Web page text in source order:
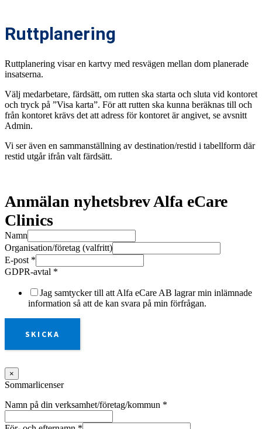
Ruttplanering
Ruttplanering visar en kartvy med resvägen mellan dom planerade
insatserna.
Välj medarbetare, färdsätt, om rutten ska starta och sluta vid kontoret
och tryck på ”Visa karta”. För att rutten ska kunna beräknas till och
från kontoret krävs det att adress för kontoret är angivet, se avsnitt
Admin.
Vi ser även en sammanställning av destination/restid i tabellform där
restid utgår ifrån valt färdsätt.
Anmälan nyhetsbrev Alfa eCare
Clinics
Namn
Organisation/företag (valfritt)
E-post *
GDPR-avtal *
Jag samtycker till att Alfa eCare AB lagrar min inlämnade
information så att de kan svara på min förfrågan.
SKICKA
×
Sommarlicenser
Namn på din verksamhet/företag/kommun *